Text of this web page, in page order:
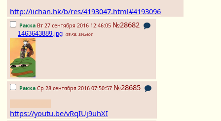
http://iichan.hk/b/res/4193047.html#4193096
Ракка Вт 27 сентября 2016 12:46:05 №28682
1463643889.jpg - (35 KB, 394x604)
Ракка Ср 28 сентября 2016 07:50:57 №28685
https://youtu.be/vRqIUj9uhXI